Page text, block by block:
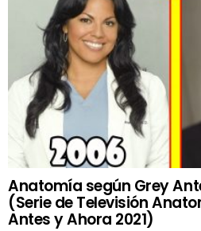
Anatomía según Grey
(Serie de Televisión
Antes y Ahora 2021)